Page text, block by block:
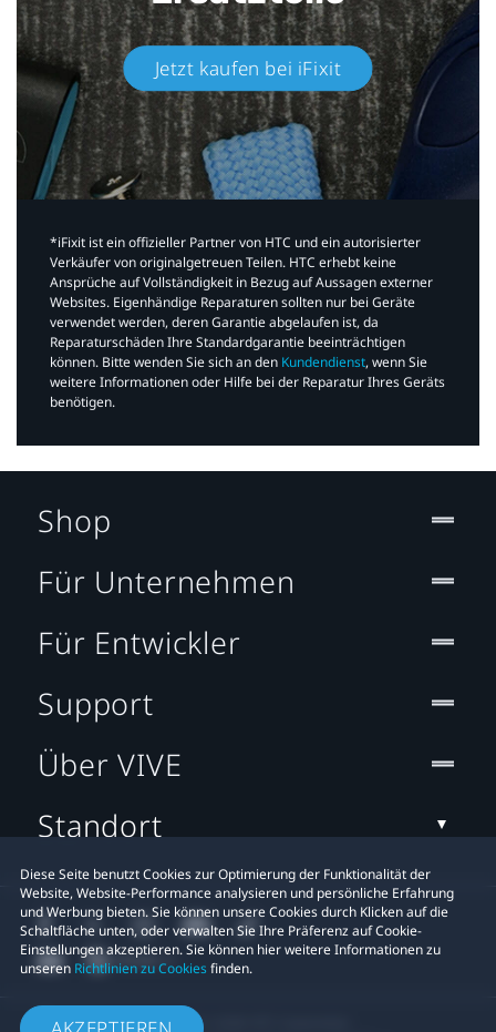
Jetzt kaufen bei iFixit​
*iFixit ist ein offizieller Partner von HTC und ein autorisierter
Verkäufer von originalgetreuen Teilen. HTC erhebt keine
Ansprüche auf Vollständigkeit in Bezug auf Aussagen externer
Websites. Eigenhändige Reparaturen sollten nur bei Geräte
verwendet werden, deren Garantie abgelaufen ist, da
Reparaturschäden Ihre Standardgarantie beeinträchtigen
können. Bitte wenden Sie sich an den Kundendienst, wenn Sie
weitere Informationen oder Hilfe bei der Reparatur Ihres Geräts
benötigen.​
Diese Seite benutzt Cookies zur Optimierung der Funktionalität der
Website, Website-Performance analysieren und persönliche Erfahrung
und Werbung bieten. Sie können unsere Cookies durch Klicken auf die
Schaltfläche unten, oder verwalten Sie Ihre Präferenz auf Cookie-
Einstellungen akzeptieren. Sie können hier weitere Informationen zu
unseren Richtlinien zu Cookiesfinden.
Shop
Für Unternehmen
Für Entwickler
Support
Über VIVE
Standort
© 2011-2026 HTC Corporation